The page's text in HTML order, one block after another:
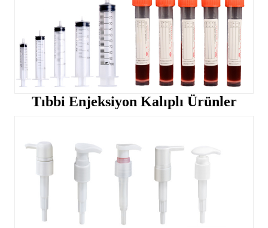
Tıbbi Enjeksiyon Kalıplı Ürünler